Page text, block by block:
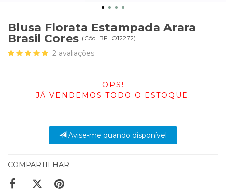
Blusa Florata Estampada Arara
Brasil Cores ( Cód. BFLO12272)
2 avaliações
OPS!
JÁ VENDEMOS TODO O ESTOQUE.
Avise-me quando disponível
COMPARTILHAR